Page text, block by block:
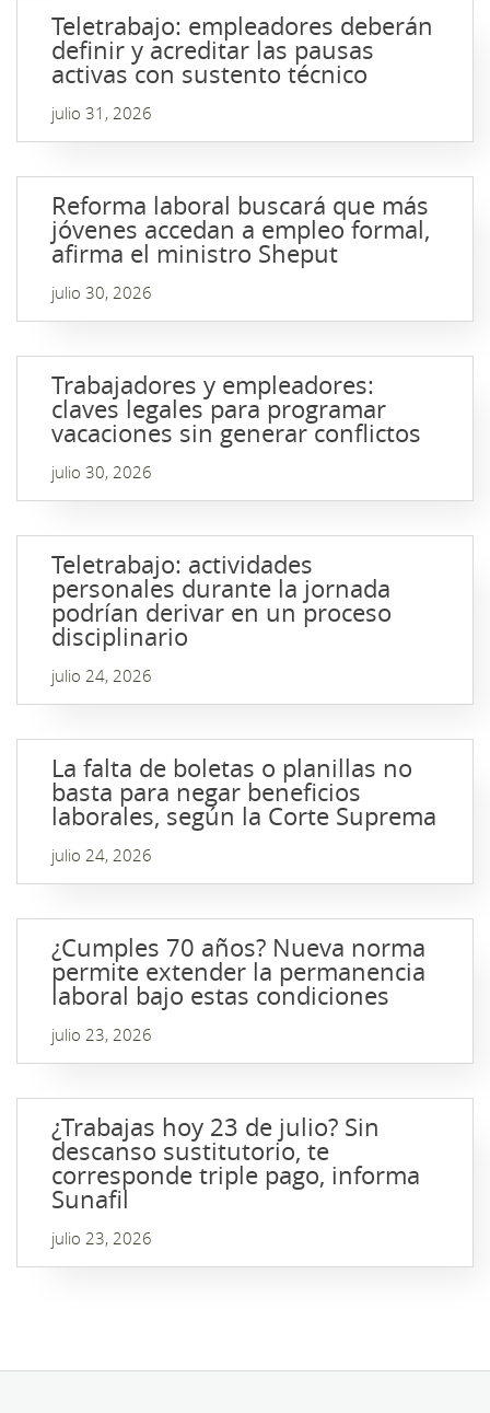
Teletrabajo: empleadores deberán
definir y acreditar las pausas
activas con sustento técnico
julio 31, 2026
Reforma laboral buscará que más
jóvenes accedan a empleo formal,
afirma el ministro Sheput
julio 30, 2026
Trabajadores y empleadores:
claves legales para programar
vacaciones sin generar conflictos
julio 30, 2026
Teletrabajo: actividades
personales durante la jornada
podrían derivar en un proceso
disciplinario
julio 24, 2026
La falta de boletas o planillas no
basta para negar beneficios
laborales, según la Corte Suprema
julio 24, 2026
¿Cumples 70 años? Nueva norma
permite extender la permanencia
laboral bajo estas condiciones
julio 23, 2026
¿Trabajas hoy 23 de julio? Sin
descanso sustitutorio, te
corresponde triple pago, informa
Sunafil
julio 23, 2026